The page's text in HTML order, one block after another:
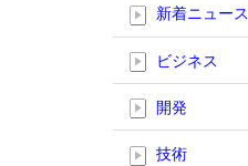
新着ニュース
ビジネス
開発
技術